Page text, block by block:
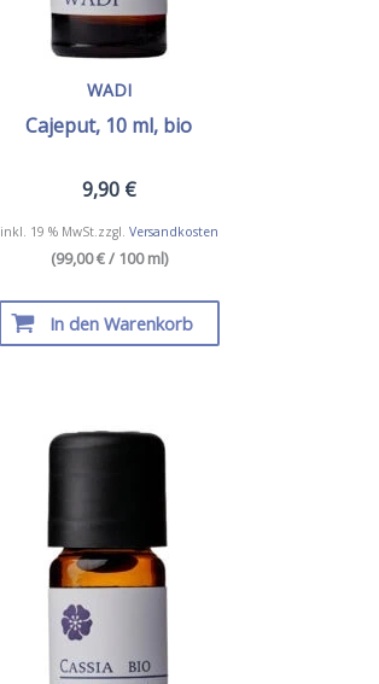
WADI
Cajeput, 10 ml, bio
9,90 €
inkl. 19 % MwSt. zzgl. Versandkosten
(99,00 € / 100 ml)
In den Warenkorb